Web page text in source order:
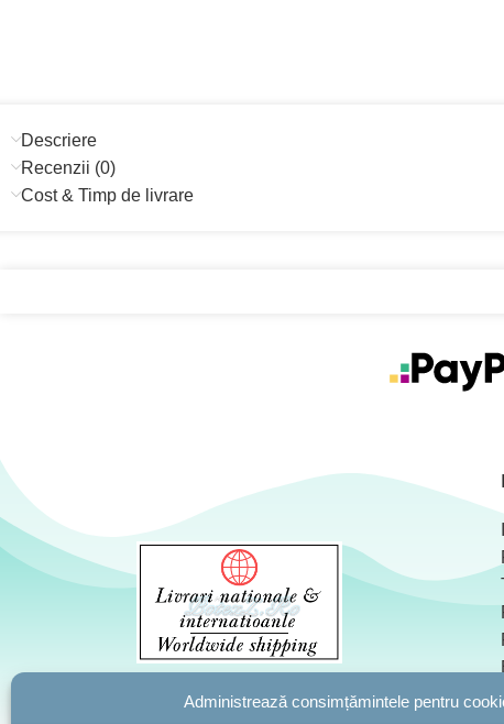
Administrează consimțămintele pentru
Descriere
Recenzii (0)
Cost & Timp de livrare